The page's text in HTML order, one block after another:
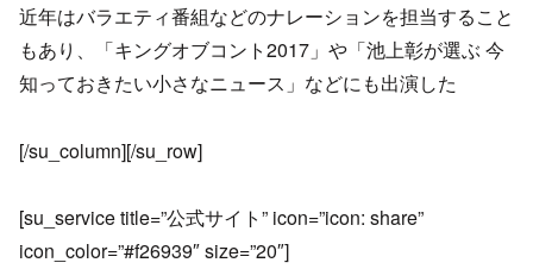
近年はバラエティ番組などのナレーションを担当すること
もあり、「キングオブコント2017」や「池上彰が選ぶ 今
知っておきたい小さなニュース」などにも出演した
[/su_column][/su_row]
[su_service title=”公式サイト” icon=”icon: share”
icon_color=”#f26939″ size=”20″]